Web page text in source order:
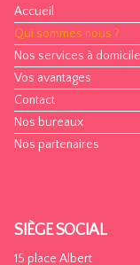
Accueil
Qui sommes nous ?
Nos services à domicile
Vos avantages
Contact
Nos bureaux
Nos partenaires
SIÈGE SOCIAL
15 place Albert